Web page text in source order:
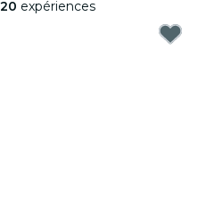
20 expériences